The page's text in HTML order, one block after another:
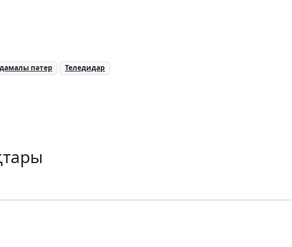
пәтер Теледидар